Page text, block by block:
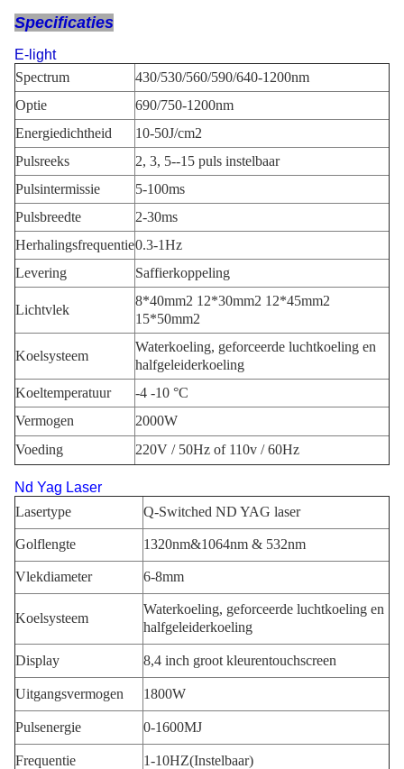
Specificaties
E-light
Spectrum
430/530/560/590/640-1200nm
Optie
690/750-1200nm
Energiedichtheid
10-50J/cm2
Pulsreeks
2, 3, 5--15 puls instelbaar
Pulsintermissie
5-100ms
Pulsbreedte
2-30ms
Herhalingsfrequentie0.3-1Hz
Levering
Saffierkoppeling
Lichtvlek
8*40mm2 12*30mm2 12*45mm2
15*50mm2
Koelsysteem
Waterkoeling, geforceerde luchtkoeling en
halfgeleiderkoeling
Koeltemperatuur
-4 -10 °C
Vermogen
2000W
Voeding
220V / 50Hz of 110v / 60Hz
Nd Yag Laser
Lasertype
Q-Switched ND YAG laser
Golflengte 1320nm&1064nm & 532nm
Vlekdiameter 6-8mm
Koelsysteem
Waterkoeling, geforceerde luchtkoeling en
halfgeleiderkoeling
Display 8,4 inch groot kleurentouchscreen
Uitgangsvermogen 1800W
Pulsenergie 0-1600MJ
Frequentie 1-10HZ(Instelbaar)